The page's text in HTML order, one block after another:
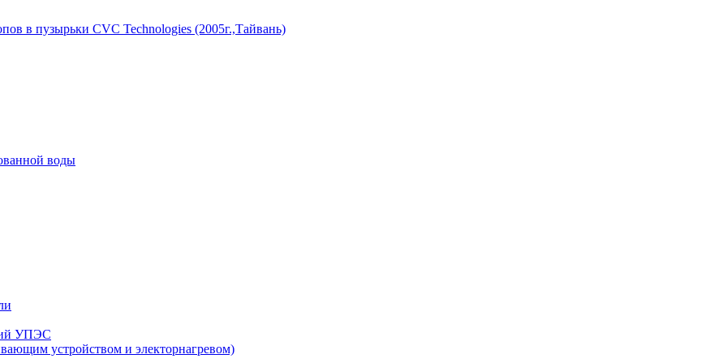
в пузырьки CVC Technologies (2005г.,Тайвань)
воды
УПЭС
устройством и электорнагревом)